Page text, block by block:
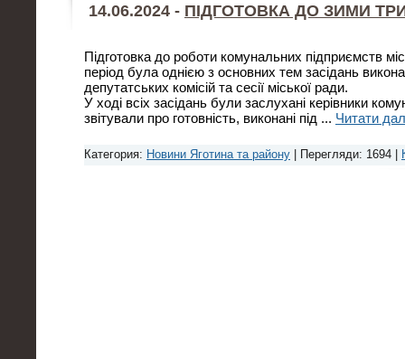
14.06.2024 - ПІДГОТОВКА ДО ЗИМИ
Підготовка до роботи комунальних підприємств
період була однією з основних тем засідань
депутатських комісій та сесії міської ради.
У ході всіх засідань були заслухані керівники
звітували про готовність, виконані під ... Читати
Категория: Новини Яготина та району | Перегляди: 1694 |